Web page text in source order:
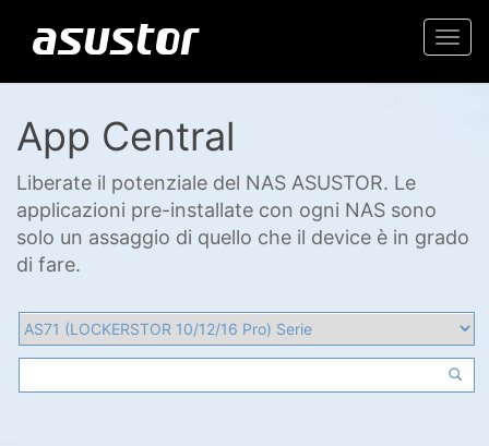
App Central
Liberate il potenziale del NAS ASUSTOR. Le
applicazioni pre-installate con ogni NAS sono
solo un assaggio di quello che il device è in grado
di fare.